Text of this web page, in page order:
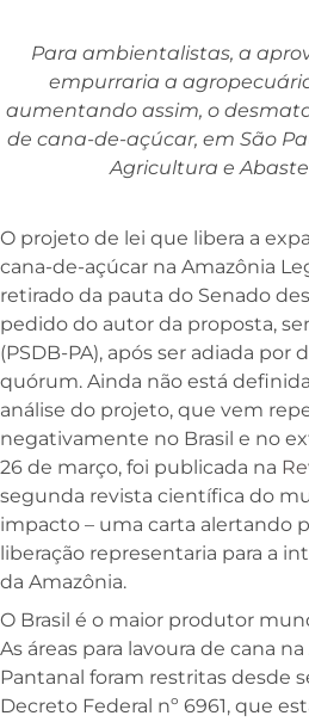
Para ambientalistas, a
empurraria a
aumentando assim, o
de cana-de-açúcar, em São
Agricultura e
O projeto de lei que libera a
cana-de-açúcar na Amazônia
retirado da pauta do Senado
pedido do autor da proposta,
(PSDB-PA), após ser adiada por
quórum. Ainda não está
análise do projeto, que vem
negativamente no Brasil e no
26 de março, foi publicada na
segunda revista científica do
impacto – uma carta alertando
liberação representaria para a
da Amazônia.
O Brasil é o maior produtor
As áreas para lavoura de cana
Pantanal foram restritas desde
Decreto Federal nº 6961, que